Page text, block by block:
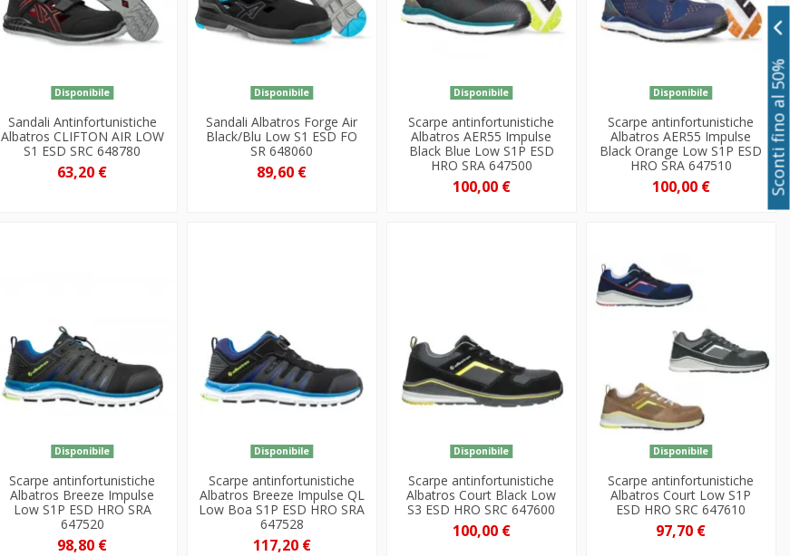
Disponibile
Sandali Antinfortunistiche
Albatros CLIFTON AIR LOW
S1 ESD SRC 648780
63,20 €
Disponibile
Sandali Albatros Forge Air
Black/Blu Low S1 ESD FO
SR 648060
89,60 €
Disponibile
Scarpe antinfortunistiche
Albatros AER55 Impulse
Black Blue Low S1P ESD
HRO SRA 647500
100,00 €
Disponibile
Scarpe antinfortunistiche
Albatros AER55 Impulse
Black Orange Low S1P ESD
HRO SRA 647510
100,00 €
Disponibile
Scarpe antinfortunistiche
Albatros Breeze Impulse
Low S1P ESD HRO SRA
647520
98,80 €
Disponibile
Scarpe antinfortunistiche
Albatros Breeze Impulse QL
Low Boa S1P ESD HRO SRA
647528
117,20 €
Disponibile
Scarpe antinfortunistiche
Albatros Court Black Low
S3 ESD HRO SRC 647600
100,00 €
Disponibile
Scarpe antinfortunistiche
Albatros Court Low S1P
ESD HRO SRC 647610
97,70 €
Sconti fino al 50%